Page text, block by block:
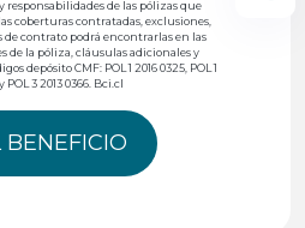
responsabilidades de las pólizas que
coberturas contratadas, exclusiones,
contrato podrá encontrarlas en las
de la póliza, cláusulas adicionales y
depósito CMF: POL 1 2016 0325, POL 1
POL 3 2013 0366. Bci.cl
BENEFICIO